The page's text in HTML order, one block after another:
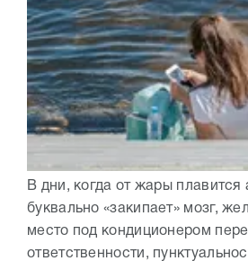
В дни, когда от жары плавится
буквально «закипает» мозг,
место под кондиционером
ответственности,